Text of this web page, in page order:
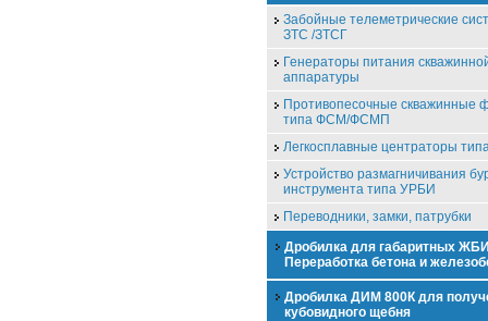
Забойные телеметрические
ЗТС /ЗТСГ
Генераторы питания
аппаратуры
Противопесочные скважинные
типа ФСМ/ФСМП
Легкосплавные центраторы
Устройство размагничивания
инструмента типа УРБИ
Переводники, замки, патрубки
Дробилка для габаритных
Переработка бетона и
Дробилка ДИМ 800К для
кубовидного щебня